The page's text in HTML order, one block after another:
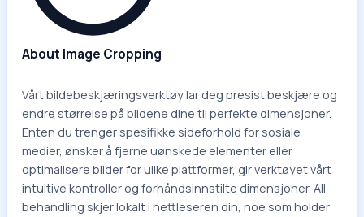
About Image Cropping
Vårt bildebeskjæringsverktøy lar deg presist beskjære og
endre størrelse på bildene dine til perfekte dimensjoner.
Enten du trenger spesifikke sideforhold for sosiale
medier, ønsker å fjerne uønskede elementer eller
optimalisere bilder for ulike plattformer, gir verktøyet vårt
intuitive kontroller og forhåndsinnstilte dimensjoner. All
behandling skjer lokalt i nettleseren din, noe som holder